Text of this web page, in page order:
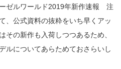
ゼルワールド2019年新作速報 注
、公式資料の抜粋をいち早くアッ
その新作も入荷しつつあるため、
ルについてあらためておさらいし